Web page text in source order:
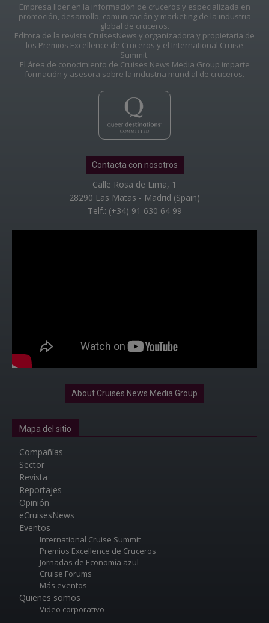
Empresa líder en la información de cruceros y especializada en
promoción, desarrollo, comunicación y marketing de la industria
global de cruceros.
Editora de la revista CruisesNews y organizadora y propietaria de
los Premios Excellence de Cruceros y el International Cruise
Summit.
El área de conocimiento de Cruises News Media Group imparte
formación y asesora sobre la industria mundial de cruceros.
Contacta con nosotros
Calle Rosa de Lima, 1
28290 Las Matas - Madrid (Spain)
Telf.: (+34) 91 630 64 99
About Cruises News Media Group
Mapa del sitio
Compañías
Sector
Revista
Reportajes
Opinión
eCruisesNews
Eventos
International Cruise Summit
Premios Excellence de Cruceros
Jornadas de Economía azul
Cruise Forums
Más eventos
Quienes somos
Video corporativo